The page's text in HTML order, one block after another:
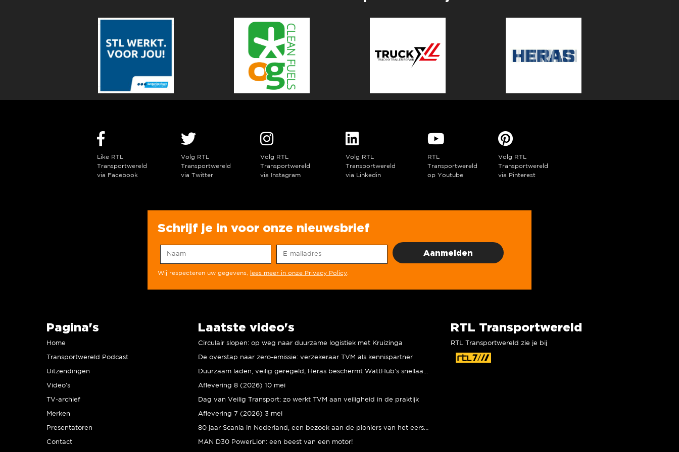
Like RTL
Transportwereld
via Facebook
Volg RTL
Transportwereld
via Twitter
Volg RTL
Transportwereld
via Instagram
Volg RTL
Transportwereld
via Linkedin
RTL
Transportwereld
op Youtube
Volg RTL
Transportwereld
via Pinterest
Schrijf je in voor onze nieuwsbrief
Wij respecteren uw gegevens, lees meer in onze Privacy Policy
Pagina's
Home
Transportwereld Podcast
Uitzendingen
Video’s
TV-archief
Merken
Presentatoren
Contact
Laatste video's
Circulair slopen: op weg naar duurzame logistiek met Kruizinga
De overstap naar zero-emissie: verzekeraar TVM als kennispartner
Aflevering 8 (2026) 10 mei
Dag van Veilig Transport: zo werkt TVM aan veiligheid in de praktijk
Aflevering 7 (2026) 3 mei
MAN D30 PowerLion: een beest van een motor!
RTL Transportwereld
RTL Transportwereld zie je bij